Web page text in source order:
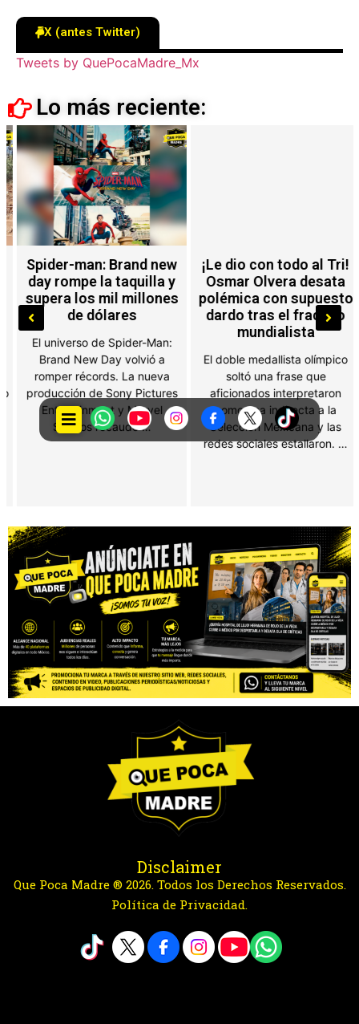
X (antes Twitter)
Tweets by QuePocaMadre_Mx
Lo más reciente:
Spider-man: Brand new
day rompe la taquilla y
supera los mil millones
de dólares
El universo de Spider-Man:
Brand New Day volvió a
romper récords. La nueva
producción de Sony Pictures
Entertainment y Marvel
Studios recaudó …
¡Le dio con todo al Tri!
Osmar Olvera desata
polémica con supuesto
dardo tras el fracaso
mundialista
El doble medallista olímpico
soltó una frase que
aficionados interpretaron
como una indirecta a la
Selección Mexicana y las
redes sociales estallaron. …
Disclaimer
Que Poca Madre ® 2026. Todos los Derechos Reservados.
Política de Privacidad.